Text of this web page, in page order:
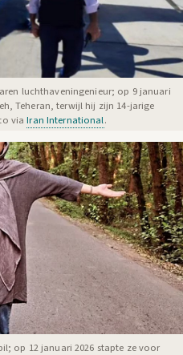
luchthaveningenieur; op 9 januari
Teheran, terwijl hij zijn 14-jarige
viaIran International.
op 12 januari 2026 stapte ze voor